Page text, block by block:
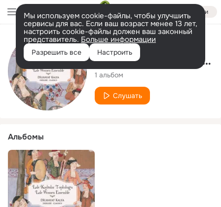
Войти
Мы используем cookie-файлы, чтобы улучшить
сервисы для вас. Если ваш возраст менее 13 лет,
настроить cookie-файлы должен ваш законный
представитель. Больше информации
Разрешить все Настроить
Исполнитель
Lale Kadınlar Topluluğu
1 альбом
Слушать
Альбомы